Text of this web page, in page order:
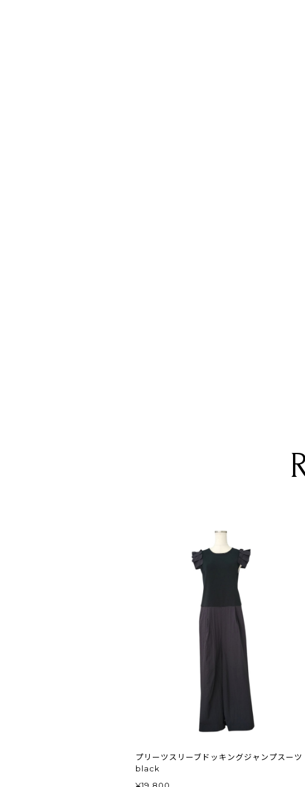
プリーツスリーブドッキングジャンプスーツ
black